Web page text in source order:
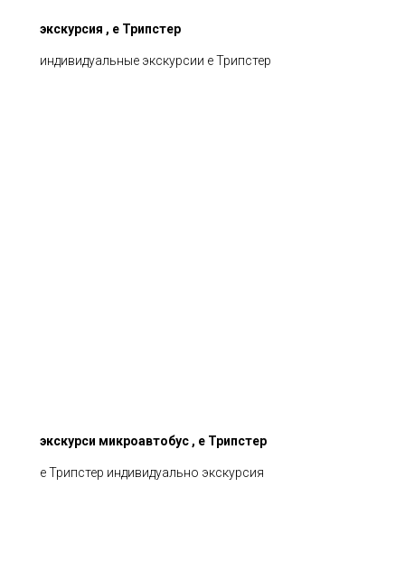
экскурсия , е Трипстер
индивидуальные экскурсии е Трипстер
экскурси микроавтобус , е Трипстер
е Трипстер индивидуально экскурсия